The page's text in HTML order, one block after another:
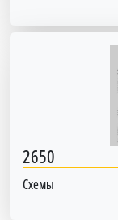
2650
Схемы